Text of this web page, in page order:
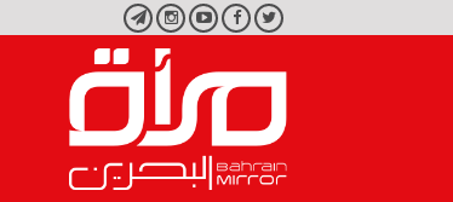
تويتر فيسبوكيوتيوبانستجرامتليجرام